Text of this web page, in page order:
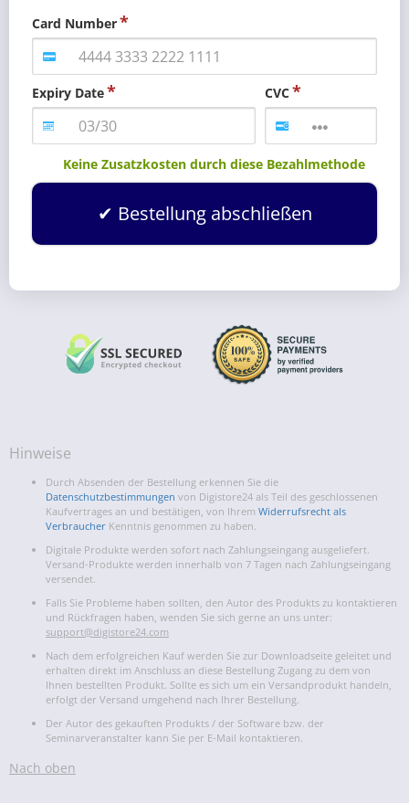
Card Number
Expiry Date CVC
Keine Zusatzkosten durch diese Bezahlmethode
Bestellung abschließen
Hinweise
Durch Absenden der Bestellung erkennen Sie die
Datenschutzbestimmungen von Digistore24 als Teil des geschlossenen
Kaufvertrages an und bestätigen, von Ihrem Widerrufsrecht als
Verbraucher Kenntnis genommen zu haben.
Digitale Produkte werden sofort nach Zahlungseingang ausgeliefert.
Versand-Produkte werden innerhalb von 7 Tagen nach Zahlungseingang
versendet.
Falls Sie Probleme haben sollten, den Autor des Produkts zu kontaktieren
und Rückfragen haben, wenden Sie sich gerne an uns unter:
support@digistore24.com
Nach dem erfolgreichen Kauf werden Sie zur Downloadseite geleitet und
erhalten direkt im Anschluss an diese Bestellung Zugang zu dem von
Ihnen bestellten Produkt. Sollte es sich um ein Versandprodukt handeln,
erfolgt der Versand umgehend nach Ihrer Bestellung.
Der Autor des gekauften Produkts / der Software bzw. der
Seminarveranstalter kann Sie per E-Mail kontaktieren.
Nach oben